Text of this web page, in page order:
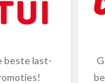
beste last-